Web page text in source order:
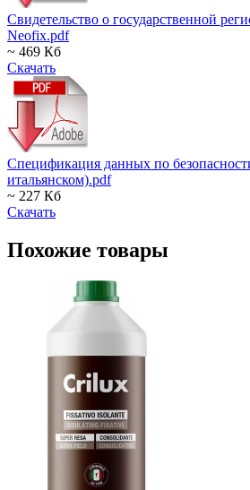
Свидетельство о государственной
Neofix.pdf
~ 469 Кб
Скачать
Спецификация данных по
итальянском).pdf
~ 227 Кб
Скачать
Похожие товары